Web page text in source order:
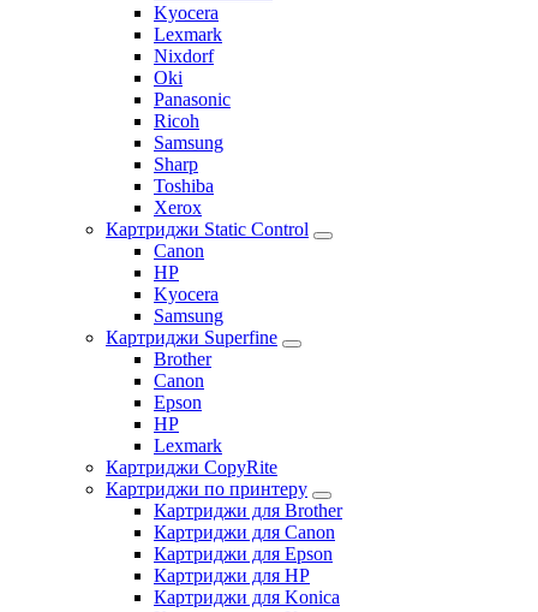
Kyocera
Lexmark
Nixdorf
Oki
Panasonic
Ricoh
Samsung
Sharp
Toshiba
Xerox
Картриджи Static Control
Canon
HP
Kyocera
Samsung
Картриджи Superfine
Brother
Canon
Epson
HP
Lexmark
Картриджи CopyRite
Картриджи по принтеру
Картриджи для Brother
Картриджи для Canon
Картриджи для Epson
Картриджи для HP
Картриджи для Konica